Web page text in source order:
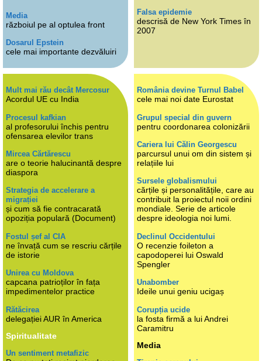
Media
războiul pe al optulea front
Dosarul Epstein
cele mai importante dezvăluiri
Falsa epidemie
descrisă de New York Times în
2007
Mult mai rău decât Mercosur
Acordul UE cu India
Procesul kafkian
al profesorului închis pentru
ofensarea elevilor trans
Mircea Cărtărescu
are o teorie halucinantă despre
diaspora
Strategia de accelerare a
migrației
și cum să fie contracarată
opoziția populară (Document)
Fostul șef al CIA
ne învață cum se rescriu cărțile
de istorie
Unirea cu Moldova
capcana patrioților în fața
impedimentelor practice
Rătăcirea
delegației AUR în America
Spiritualitate
Un sentiment metafizic
România devine Turnul Babel
cele mai noi date Eurostat
Grupul special din guvern
pentru coordonarea colonizării
Cariera lui Călin Georgescu
parcursul unui om din sistem și
relațiile lui
Sursele globalismului
cărțile și personalitățile, care au
contribuit la proiectul noii ordini
mondiale. Serie de articole
despre ideologia noi lumi.
Declinul Occidentului
O recenzie foileton a
capodoperei lui Oswald
Spengler
Unabomber
Ideile unui geniu ucigaș
Corupția ucide
la fosta firmă a lui Andrei
Caramitru
Media